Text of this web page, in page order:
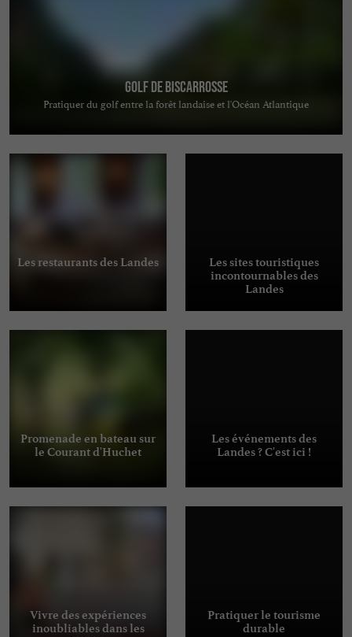
Golf de Biscarrosse
Pratiquer du golf entre la forêt landaise et l'Océan Atlantique
Les restaurants des Landes
Les sites touristiques
incontournables des
Landes
Promenade en bateau sur
le Courant d'Huchet
Les événements des
Landes ? C'est ici !
Vivre des expériences
inoubliables dans les
Pratiquer le tourisme
durable